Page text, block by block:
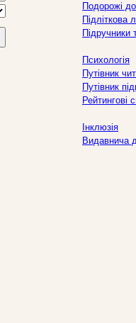
Подорожі
Підліткова
Підручники
Психологія
Путівник
Путівник
Рейтингові
Інклюзія
Видавнича